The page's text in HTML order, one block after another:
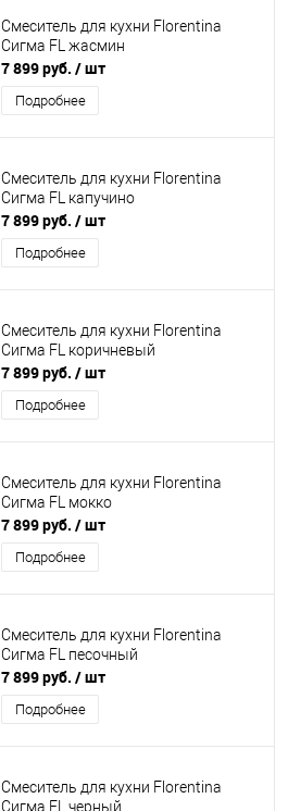
Смеситель для кухни Florentina
Сигма FL жасмин
7 899 руб. / шт
Подробнее
Смеситель для кухни Florentina
Сигма FL капучино
7 899 руб. / шт
Подробнее
Смеситель для кухни Florentina
Сигма FL коричневый
7 899 руб. / шт
Подробнее
Смеситель для кухни Florentina
Сигма FL мокко
7 899 руб. / шт
Подробнее
Смеситель для кухни Florentina
Сигма FL песочный
7 899 руб. / шт
Подробнее
Смеситель для кухни Florentina
Сигма FL черный